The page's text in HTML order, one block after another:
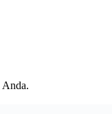
Anda.